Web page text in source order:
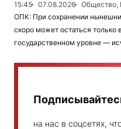
15:45 07.08.2026
Общество,
ОПК: При сохранении
скоро может остаться только
государственном уровне —
на нас в соцсетях,